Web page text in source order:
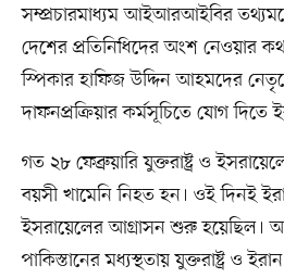
সম্প্রচারমাধ্যম আইআরআইবির
দেশের প্রতিনিধিদের অংশ নেওয়ার
স্পিকার হাফিজ উদ্দিন আহমদের
দাফনপ্রক্রিয়ার কর্মসূচিতে যোগ দিতে
গত ২৮ ফেব্রুয়ারি যুক্তরাষ্ট্র ও
বয়সী খামেনি নিহত হন। ওই দিনই
ইসরায়েলের আগ্রাসন শুরু হয়েছিল।
পাকিস্তানের মধ্যস্থতায় যুক্তরাষ্ট্র ও